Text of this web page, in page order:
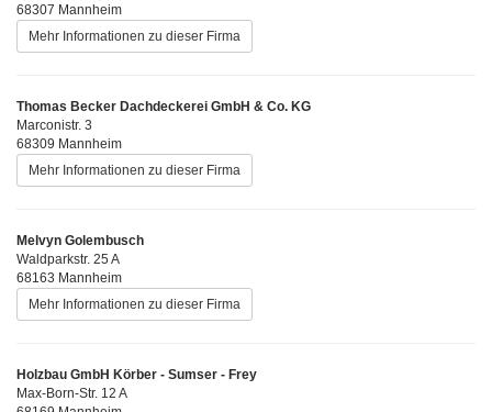
68307 Mannheim
Mehr Informationen zu dieser Firma
Thomas Becker Dachdeckerei GmbH & Co. KG
Marconistr. 3
68309 Mannheim
Mehr Informationen zu dieser Firma
Melvyn Golembusch
Waldparkstr. 25 A
68163 Mannheim
Mehr Informationen zu dieser Firma
Holzbau GmbH Körber - Sumser - Frey
Max-Born-Str. 12 A